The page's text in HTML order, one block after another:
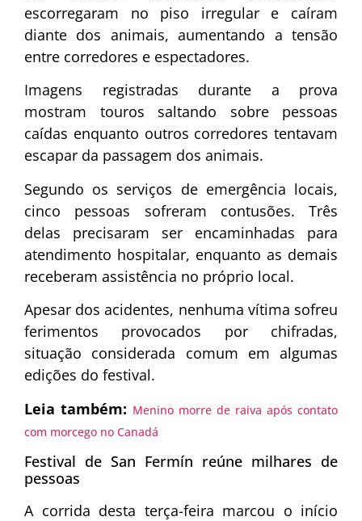
escorregaram no piso irregular e caíram
diante dos animais, aumentando a tensão
entre corredores e espectadores.
Imagens registradas durante a prova
mostram touros saltando sobre pessoas
caídas enquanto outros corredores tentavam
escapar da passagem dos animais.
Segundo os serviços de emergência locais,
cinco pessoas sofreram contusões. Três
delas precisaram ser encaminhadas para
atendimento hospitalar, enquanto as demais
receberam assistência no próprio local.
Apesar dos acidentes, nenhuma vítima sofreu
ferimentos provocados por chifradas,
situação considerada comum em algumas
edições do festival.
Leia também: Menino morre de raiva após contato
com morcego no Canadá
Festival de San Fermín reúne milhares de
pessoas
A corrida desta terça-feira marcou o início